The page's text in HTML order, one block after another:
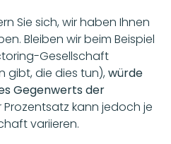
Sie sich, wir haben Ihnen
Bleiben wir beim Beispiel
Gesellschaft
gibt, die dies tun), würde
Gegenwerts der
Prozentsatz kann jedoch je
variieren.